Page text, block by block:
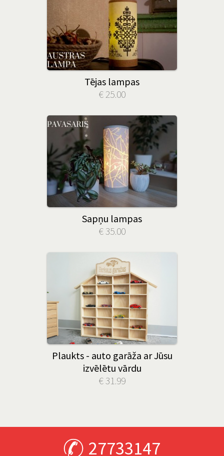
Tējas lampas
€ 25.00
Sapņu lampas
€ 35.00
Plaukts - auto garāža ar Jūsu
izvēlētu vārdu
€ 31.99
27733147